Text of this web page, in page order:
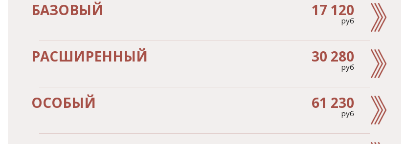
БАЗОВЫЙ 17 120
руб
РАСШИРЕННЫЙ 30 280
руб
ОСОБЫЙ 61 230
руб